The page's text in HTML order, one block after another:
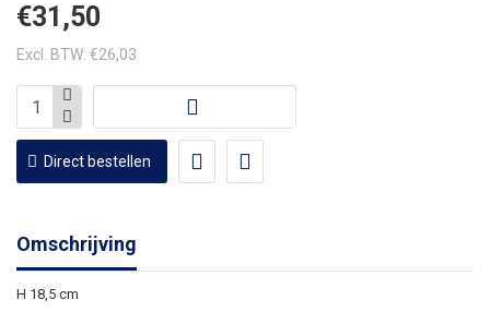
€31,50
Excl. BTW: €26,03
Direct bestellen
Omschrijving
H 18,5 cm